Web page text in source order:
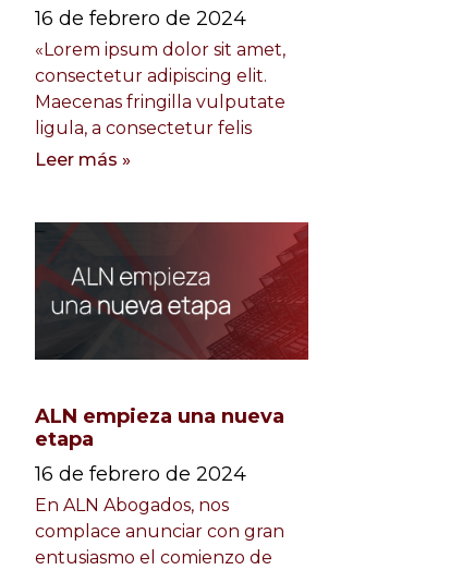
16 de febrero de 2024
«Lorem ipsum dolor sit amet,
consectetur adipiscing elit.
Maecenas fringilla vulputate
ligula, a consectetur felis
Leer más »
ALN empieza una nueva
etapa
16 de febrero de 2024
En ALN Abogados, nos
complace anunciar con gran
entusiasmo el comienzo de